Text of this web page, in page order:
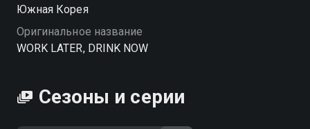
Южная Корея
Оригинальное название
WORK LATER, DRINK NOW
Сезоны и серии